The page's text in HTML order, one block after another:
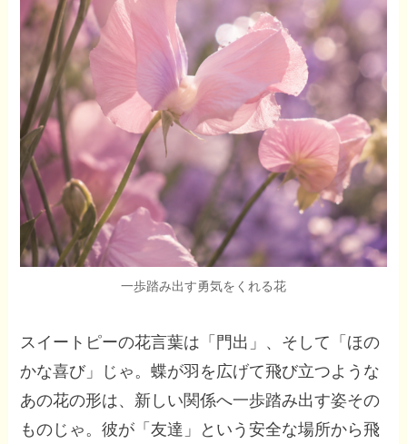
一歩踏み出す勇気をくれる花
スイートピーの花言葉は「門出」、そして「ほの
かな喜び」じゃ。蝶が羽を広げて飛び立つような
あの花の形は、新しい関係へ一歩踏み出す姿その
ものじゃ。彼が「友達」という安全な場所から飛